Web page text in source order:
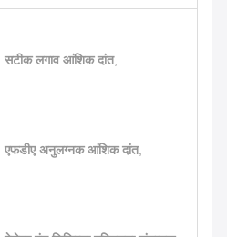
सटीक लगाव आंशिक दांत,
एफडीए अनुलग्नक आंशिक दांत,